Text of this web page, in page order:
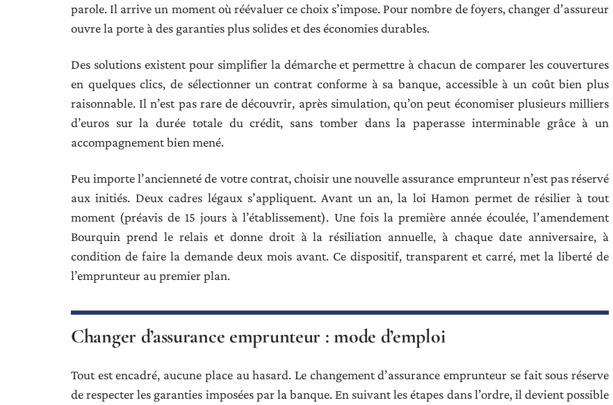
parole. Il arrive un moment où réévaluer ce choix s’impose. Pour nombre de foyers, changer d’assureur
ouvre la porte à des garanties plus solides et des économies durables.
Des solutions existent pour simplifier la démarche et permettre à chacun de comparer les couvertures
en quelques clics, de sélectionner un contrat conforme à sa banque, accessible à un coût bien plus
raisonnable. Il n’est pas rare de découvrir, après simulation, qu’on peut économiser plusieurs milliers
d’euros sur la durée totale du crédit, sans tomber dans la paperasse interminable grâce à un
accompagnement bien mené.
Peu importe l’ancienneté de votre contrat, choisir une nouvelle assurance emprunteur n’est pas réservé
aux initiés. Deux cadres légaux s’appliquent. Avant un an, la loi Hamon permet de résilier à tout
moment (préavis de 15 jours à l’établissement). Une fois la première année écoulée, l’amendement
Bourquin prend le relais et donne droit à la résiliation annuelle, à chaque date anniversaire, à
condition de faire la demande deux mois avant. Ce dispositif, transparent et carré, met la liberté de
l’emprunteur au premier plan.
Changer d’assurance emprunteur : mode d’emploi
Tout est encadré, aucune place au hasard. Le changement d’assurance emprunteur se fait sous réserve
de respecter les garanties imposées par la banque. En suivant les étapes dans l’ordre, il devient possible